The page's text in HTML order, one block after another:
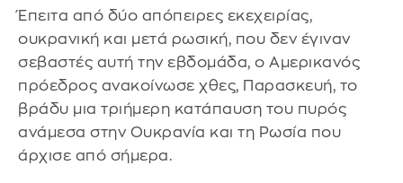
Έπειτα από δύο απόπειρες εκεχειρίας,
ουκρανική και μετά ρωσική, που δεν έγιναν
σεβαστές αυτή την εβδομάδα, ο Αμερικανός
πρόεδρος ανακοίνωσε χθες, Παρασκευή, το
βράδυ μια τριήμερη κατάπαυση του πυρός
ανάμεσα στην Ουκρανία και τη Ρωσία που
άρχισε από σήμερα.